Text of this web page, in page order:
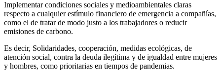
Implementar condiciones sociales y medioambientales claras
respecto a cualquier estímulo financiero de emergencia a compañías,
como el de tratar de modo justo a los trabajadores o reducir
emisiones de carbono.
Es decir, Solidaridades, cooperación, medidas ecológicas, de
atención social, contra la deuda ilegítima y de igualdad entre mujeres
y hombres, como prioritarias en tiempos de pandemias.